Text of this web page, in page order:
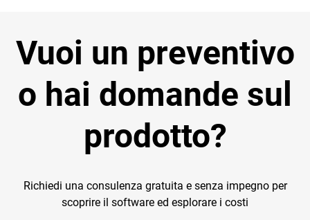
Vuoi un preventivo
o hai domande sul
prodotto?
Richiedi una consulenza gratuita e senza impegno per
scoprire il software ed esplorare i costi